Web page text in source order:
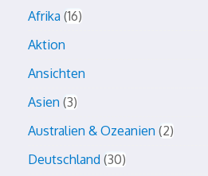
Afrika 16
Aktion
Ansichten
Asien 3
Australien & Ozeanien 2
Deutschland 30